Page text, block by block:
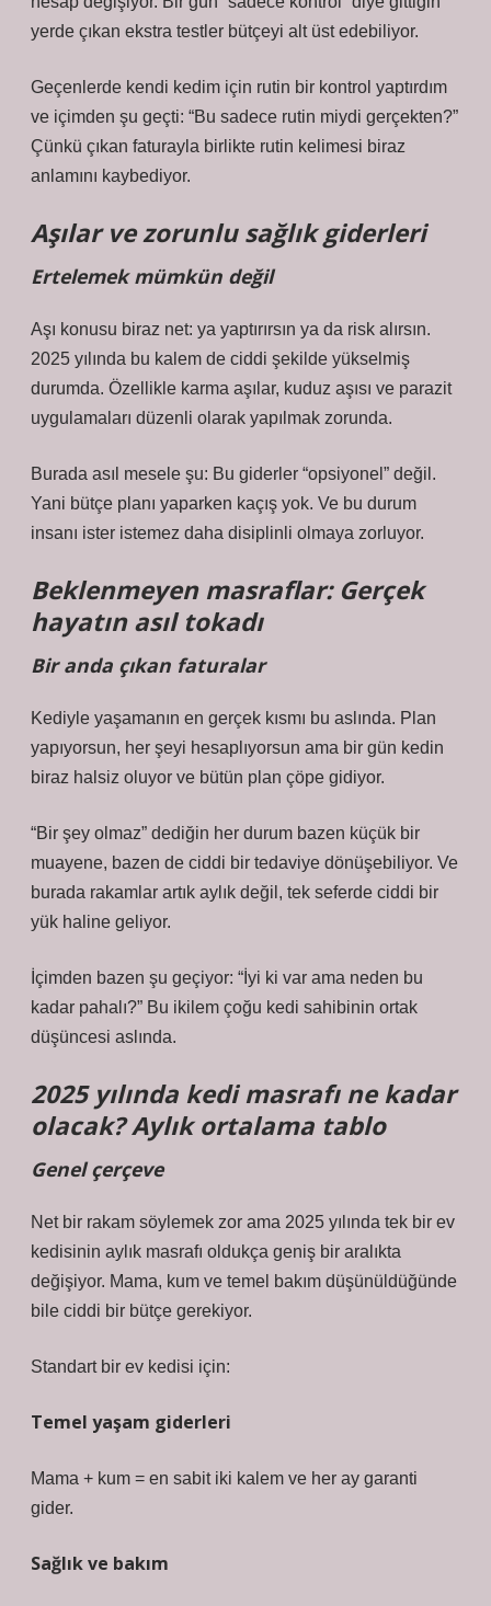
yerde çıkan ekstra testler bütçeyi alt üst edebiliyor.
Geçenlerde kendi kedim için rutin bir kontrol yaptırdım
ve içimden şu geçti: “Bu sadece rutin miydi gerçekten?”
Çünkü çıkan faturayla birlikte rutin kelimesi biraz
anlamını kaybediyor.
Aşılar ve zorunlu sağlık giderleri
Ertelemek mümkün değil
Aşı konusu biraz net: ya yaptırırsın ya da risk alırsın.
2025 yılında bu kalem de ciddi şekilde yükselmiş
durumda. Özellikle karma aşılar, kuduz aşısı ve parazit
uygulamaları düzenli olarak yapılmak zorunda.
Burada asıl mesele şu: Bu giderler “opsiyonel” değil.
Yani bütçe planı yaparken kaçış yok. Ve bu durum
insanı ister istemez daha disiplinli olmaya zorluyor.
Beklenmeyen masraflar: Gerçek
hayatın asıl tokadı
Bir anda çıkan faturalar
Kediyle yaşamanın en gerçek kısmı bu aslında. Plan
yapıyorsun, her şeyi hesaplıyorsun ama bir gün kedin
biraz halsiz oluyor ve bütün plan çöpe gidiyor.
“Bir şey olmaz” dediğin her durum bazen küçük bir
muayene, bazen de ciddi bir tedaviye dönüşebiliyor. Ve
burada rakamlar artık aylık değil, tek seferde ciddi bir
yük haline geliyor.
İçimden bazen şu geçiyor: “İyi ki var ama neden bu
kadar pahalı?” Bu ikilem çoğu kedi sahibinin ortak
düşüncesi aslında.
2025 yılında kedi masrafı ne kadar
olacak? Aylık ortalama tablo
Genel çerçeve
Net bir rakam söylemek zor ama 2025 yılında tek bir ev
kedisinin aylık masrafı oldukça geniş bir aralıkta
değişiyor. Mama, kum ve temel bakım düşünüldüğünde
bile ciddi bir bütçe gerekiyor.
Standart bir ev kedisi için:
Temel yaşam giderleri
Mama + kum = en sabit iki kalem ve her ay garanti
gider.
Sağlık ve bakım